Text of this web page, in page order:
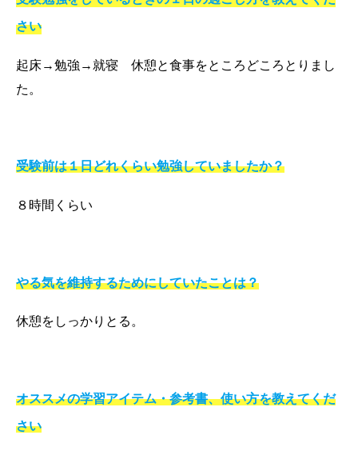
さい
起床→勉強→就寝 休憩と食事をところどころとりまし
た。
受験前は１日どれくらい勉強していましたか？
８時間くらい
やる気を維持するためにしていたことは？
休憩をしっかりとる。
オススメの学習アイテム・参考書、使い方を教えてくだ
さい